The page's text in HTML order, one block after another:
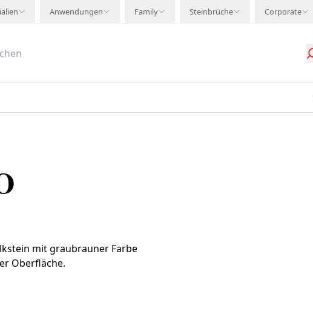
Anwendungen Family Steinbrüche Corporate
mit graubrauner Farbe
Oberfläche.